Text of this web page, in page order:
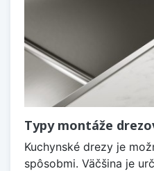
Typy montáže
Kuchynské drezy je
spôsobmi. Väčšina je